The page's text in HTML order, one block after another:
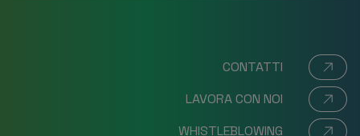
CONTATTI
LAVORA CON NOI
WHISTLEBLOWING